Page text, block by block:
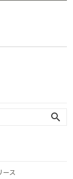
search
ース